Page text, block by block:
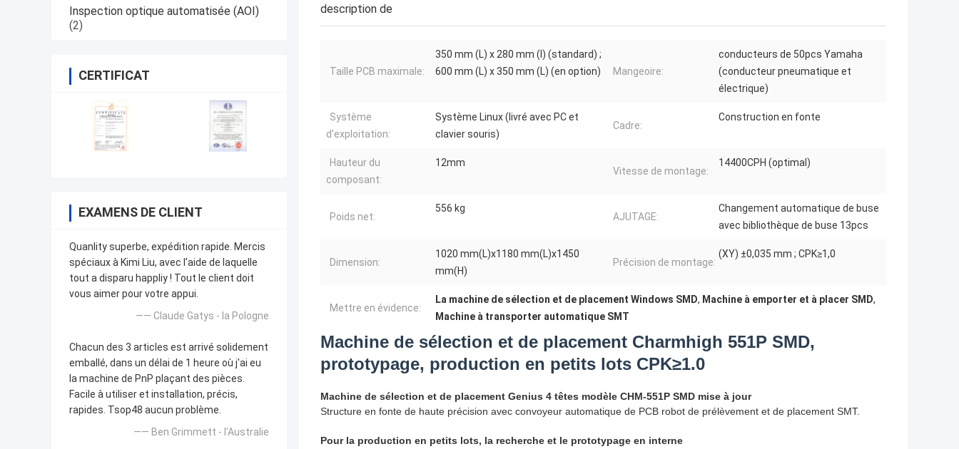
Inspection optique automatisée (AOI)
(2)
CERTIFICAT
EXAMENS DE CLIENT
Quanlity superbe, expédition rapide. Mercis
spéciaux à Kimi Liu, avec l'aide de laquelle
tout a disparu happliy ! Tout le client doit
vous aimer pour votre appui.
—— Claude Gatys - la Pologne
Chacun des 3 articles est arrivé solidement
emballé, dans un délai de 1 heure où j'ai eu
la machine de PnP plaçant des pièces.
Facile à utiliser et installation, précis,
rapides. Tsop48 aucun problème.
—— Ben Grimmett - l'Australie
description de
Taille PCB maximale:
350 mm (L) x 280 mm (l) (standard) ;
600 mm (L) x 350 mm (L) (en option)
Mangeoire:
conducteurs de 50pcs Yamaha
(conducteur pneumatique et
électrique)
Système
d'exploitation:
Système Linux (livré avec PC et
clavier souris)
Cadre:
Construction en fonte
Hauteur du
composant:
12mm
Vitesse de montage:
14400CPH (optimal)
Poids net:
556 kg
AJUTAGE:
Changement automatique de buse
avec bibliothèque de buse 13pcs
Dimension:
1020 mm(L)x1180 mm(L)x1450
mm(H)
Précision de montage:
(XY) ±0,035 mm ; CPK≥1,0
Mettre en évidence:
La machine de sélection et de placement Windows SMD, Machine à emporter et à placer SMD,
Machine à transporter automatique SMT
Machine de sélection et de placement Charmhigh 551P SMD,
prototypage, production en petits lots CPK≥1.0
Machine de sélection et de placement Genius 4 têtes modèle CHM-551P SMD mise à jour
Structure en fonte de haute précision avec convoyeur automatique de PCB robot de prélèvement et de placement SMT.
Pour la production en petits lots, la recherche et le prototypage en interne